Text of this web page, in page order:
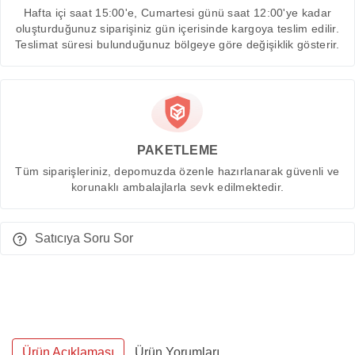
Hafta içi saat 15:00'e, Cumartesi günü saat 12:00'ye kadar
oluşturduğunuz siparişiniz gün içerisinde kargoya teslim edilir.
Teslimat süresi bulunduğunuz bölgeye göre değişiklik gösterir.
PAKETLEME
Tüm siparişleriniz, depomuzda özenle hazırlanarak güvenli ve
korunaklı ambalajlarla sevk edilmektedir.
Satıcıya Soru Sor